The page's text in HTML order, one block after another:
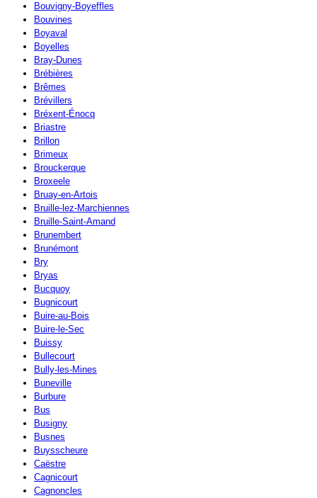
Bouvigny-Boyeffles
Bouvines
Boyaval
Boyelles
Bray-Dunes
Brébières
Brêmes
Brévillers
Bréxent-Énocq
Briastre
Brillon
Brimeux
Brouckerque
Broxeele
Bruay-en-Artois
Bruille-lez-Marchiennes
Bruille-Saint-Amand
Brunembert
Brunémont
Bry
Bryas
Bucquoy
Bugnicourt
Buire-au-Bois
Buire-le-Sec
Buissy
Bullecourt
Bully-les-Mines
Buneville
Burbure
Bus
Busigny
Busnes
Buysscheure
Caëstre
Cagnicourt
Cagnoncles